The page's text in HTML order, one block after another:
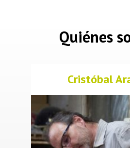
Quiénes
Cristóbal